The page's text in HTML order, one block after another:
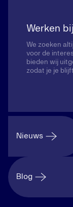
Werken
We zoeken
voor de
bieden wij
zodat je je
Nieuws
Blog